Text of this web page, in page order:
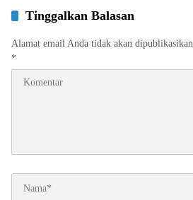
Tinggalkan Balasan
Alamat email Anda tidak akan dipublikasikan.
*